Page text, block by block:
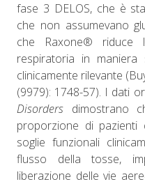
fase 3 DELOS, che è
che non assumevano
che Raxone® riduce
respiratoria in maniera
clinicamente rilevante
(9979): 1748-57). I dati
Disorders dimostrano
proporzione di
soglie funzionali
flusso della tosse,
liberazione delle vie